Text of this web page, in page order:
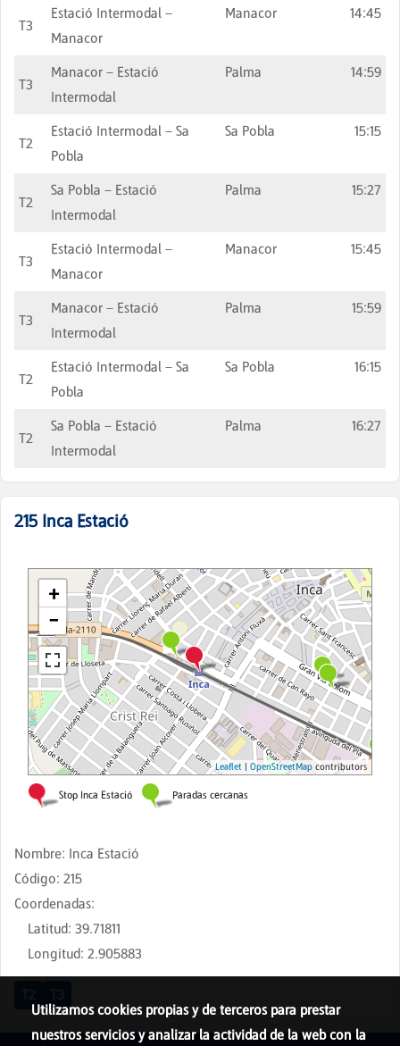
T3
Estació Intermodal –
Manacor
Manacor 14:45
T3
Manacor – Estació
Intermodal
Palma 14:59
T2
Estació Intermodal – Sa
Pobla
Sa Pobla 15:15
T2
Sa Pobla – Estació
Intermodal
Palma 15:27
T3
Estació Intermodal –
Manacor
Manacor 15:45
T3
Manacor – Estació
Intermodal
Palma 15:59
T2
Estació Intermodal – Sa
Pobla
Sa Pobla 16:15
T2
Sa Pobla – Estació
Intermodal
Palma 16:27
215 Inca Estació
Nombre: Inca Estació
Código: 215
Coordenadas:
Latitud: 39.71811
Longitud: 2.905883
Utilizamos cookies propias y de terceros para prestar
nuestros servicios y analizar la actividad de la web con la